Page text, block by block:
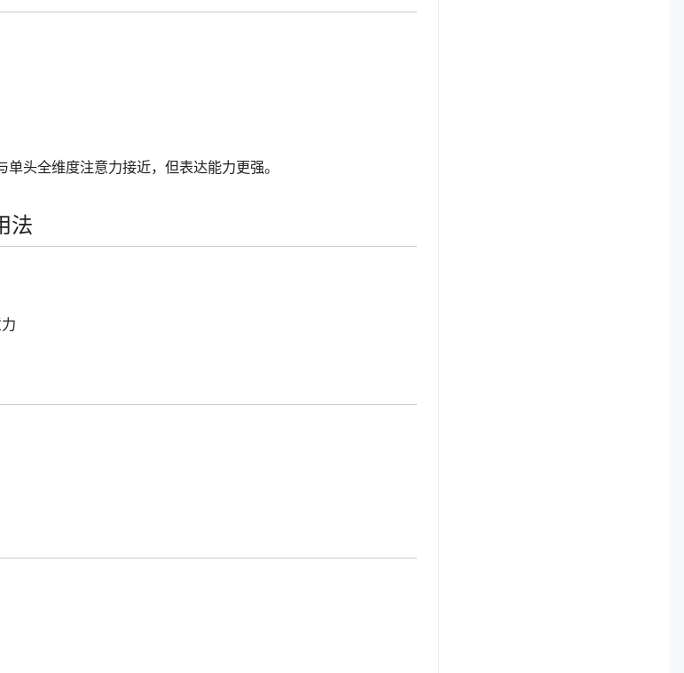
头全维度注意力接近，但表达能力更强。
法